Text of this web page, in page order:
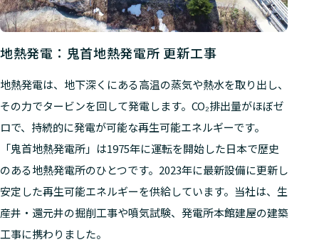
地熱発電：鬼首地熱発電所 更新工事
地熱発電は、地下深くにある高温の蒸気や熱水を取り出し、
その力でタービンを回して発電します。CO₂排出量がほぼゼ
ロで、持続的に発電が可能な再生可能エネルギーです。
「鬼首地熱発電所」は1975年に運転を開始した日本で歴史
のある地熱発電所のひとつです。2023年に最新設備に更新し
安定した再生可能エネルギーを供給しています。当社は、生
産井・還元井の掘削工事や噴気試験、発電所本館建屋の建築
工事に携わりました。